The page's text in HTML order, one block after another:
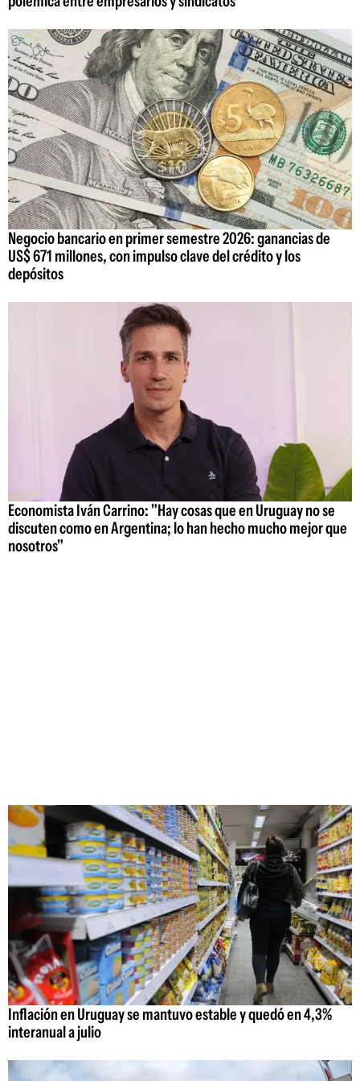
Negocio bancario en primer semestre 2026: ganancias de
US$ 671 millones, con impulso clave del crédito y los
depósitos
Economista Iván Carrino: "Hay cosas que en Uruguay no se
discuten como en Argentina; lo han hecho mucho mejor que
nosotros"
Inflación en Uruguay se mantuvo estable y quedó en 4,3%
interanual a julio